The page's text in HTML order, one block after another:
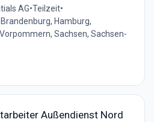
AG•Teilzeit•
Hamburg,
Sachsen, Sachsen-
Außendienst Nord